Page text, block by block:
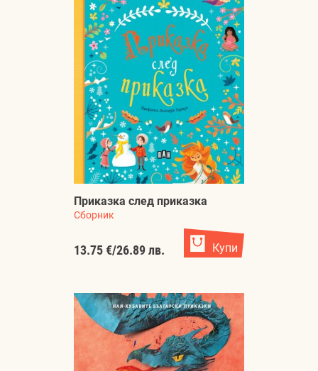
Приказка след приказка
Сборник
13.75 €/26.89 лв. Купи